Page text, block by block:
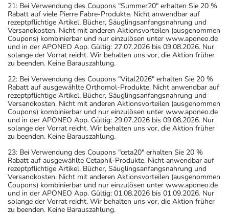
21: Bei Verwendung des Coupons "Summer20" erhalten Sie 20 %
Rabatt auf viele Pierre Fabre-Produkte. Nicht anwendbar auf
rezeptpflichtige Artikel, Bücher, Säuglingsanfangsnahrung und
Versandkosten. Nicht mit anderen Aktionsvorteilen (ausgenommen
Coupons) kombinierbar und nur einzulösen unter www.aponeo.de
und in der APONEO App. Gültig: 27.07.2026 bis 09.08.2026. Nur
solange der Vorrat reicht. Wir behalten uns vor, die Aktion früher
zu beenden. Keine Barauszahlung.
22: Bei Verwendung des Coupons "Vital2026" erhalten Sie 20 %
Rabatt auf ausgewählte Orthomol-Produkte. Nicht anwendbar auf
rezeptpflichtige Artikel, Bücher, Säuglingsanfangsnahrung und
Versandkosten. Nicht mit anderen Aktionsvorteilen (ausgenommen
Coupons) kombinierbar und nur einzulösen unter www.aponeo.de
und in der APONEO App. Gültig: 29.07.2026 bis 09.08.2026. Nur
solange der Vorrat reicht. Wir behalten uns vor, die Aktion früher
zu beenden. Keine Barauszahlung.
23: Bei Verwendung des Coupons "ceta20" erhalten Sie 20 %
Rabatt auf ausgewählte Cetaphil-Produkte. Nicht anwendbar auf
rezeptpflichtige Artikel, Bücher, Säuglingsanfangsnahrung und
Versandkosten. Nicht mit anderen Aktionsvorteilen (ausgenommen
Coupons) kombinierbar und nur einzulösen unter www.aponeo.de
und in der APONEO App. Gültig: 01.08.2026 bis 01.09.2026. Nur
solange der Vorrat reicht. Wir behalten uns vor, die Aktion früher
zu beenden. Keine Barauszahlung.